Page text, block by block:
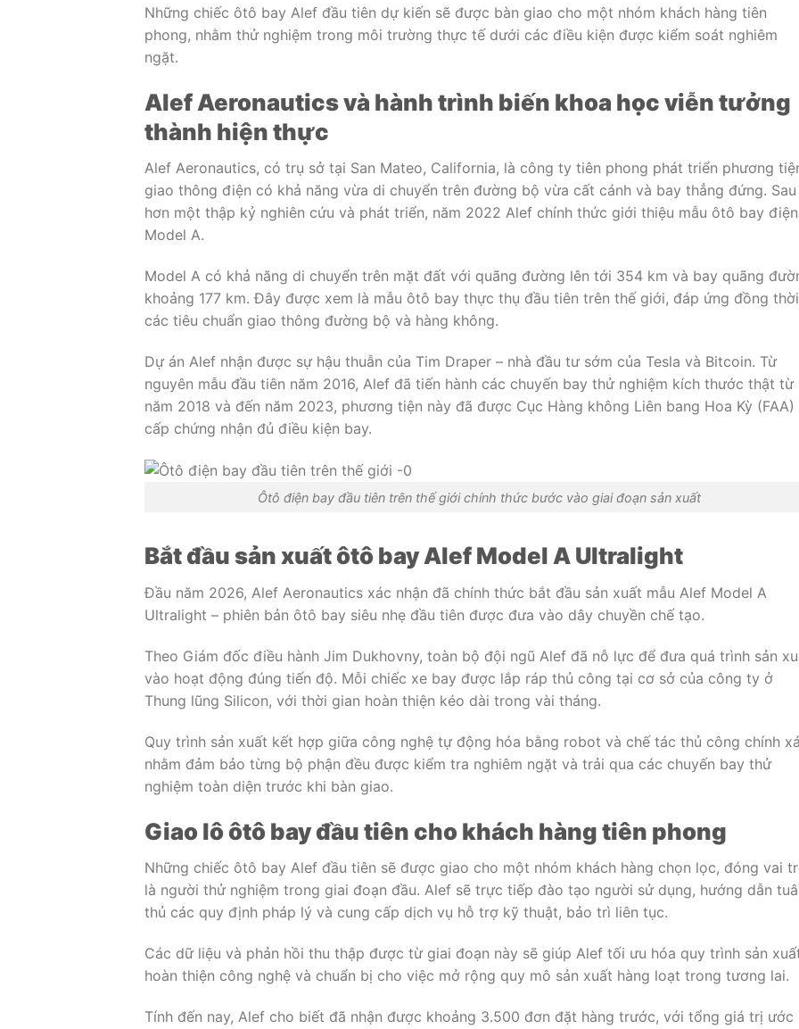
Những chiếc ôtô bay Alef đầu tiên dự kiến sẽ được bàn giao cho một nhóm khách hàng tiên
phong, nhằm thử nghiệm trong môi trường thực tế dưới các điều kiện được kiểm soát nghiêm
ngặt.
Alef Aeronautics và hành trình biến khoa học viễn tưởng
thành hiện thực
Alef Aeronautics, có trụ sở tại San Mateo, California, là công ty tiên phong phát triển phương
giao thông điện có khả năng vừa di chuyển trên đường bộ vừa cất cánh và bay thẳng đứng. Sau
hơn một thập kỷ nghiên cứu và phát triển, năm 2022 Alef chính thức giới thiệu mẫu ôtô bay điện
Model A.
Model A có khả năng di chuyển trên mặt đất với quãng đường lên tới 354 km và bay quãng
khoảng 177 km. Đây được xem là mẫu ôtô bay thực thụ đầu tiên trên thế giới, đáp ứng đồng thời
các tiêu chuẩn giao thông đường bộ và hàng không.
Dự án Alef nhận được sự hậu thuẫn của Tim Draper – nhà đầu tư sớm của Tesla và Bitcoin. Từ
nguyên mẫu đầu tiên năm 2016, Alef đã tiến hành các chuyến bay thử nghiệm kích thước thật từ
năm 2018 và đến năm 2023, phương tiện này đã được Cục Hàng không Liên bang Hoa Kỳ (FAA)
cấp chứng nhận đủ điều kiện bay.
Ôtô điện bay đầu tiên trên thế giới chính thức bước vào giai đoạn sản xuất
Bắt đầu sản xuất ôtô bay Alef Model A Ultralight
Đầu năm 2026, Alef Aeronautics xác nhận đã chính thức bắt đầu sản xuất mẫu Alef Model A
Ultralight – phiên bản ôtô bay siêu nhẹ đầu tiên được đưa vào dây chuyền chế tạo.
Theo Giám đốc điều hành Jim Dukhovny, toàn bộ đội ngũ Alef đã nỗ lực để đưa quá trình sản
vào hoạt động đúng tiến độ. Mỗi chiếc xe bay được lắp ráp thủ công tại cơ sở của công ty ở
Thung lũng Silicon, với thời gian hoàn thiện kéo dài trong vài tháng.
Quy trình sản xuất kết hợp giữa công nghệ tự động hóa bằng robot và chế tác thủ công chính
nhằm đảm bảo từng bộ phận đều được kiểm tra nghiêm ngặt và trải qua các chuyến bay thử
nghiệm toàn diện trước khi bàn giao.
Giao lô ôtô bay đầu tiên cho khách hàng tiên phong
Những chiếc ôtô bay Alef đầu tiên sẽ được giao cho một nhóm khách hàng chọn lọc, đóng vai
là người thử nghiệm trong giai đoạn đầu. Alef sẽ trực tiếp đào tạo người sử dụng, hướng dẫn
thủ các quy định pháp lý và cung cấp dịch vụ hỗ trợ kỹ thuật, bảo trì liên tục.
Các dữ liệu và phản hồi thu thập được từ giai đoạn này sẽ giúp Alef tối ưu hóa quy trình sản
hoàn thiện công nghệ và chuẩn bị cho việc mở rộng quy mô sản xuất hàng loạt trong tương lai.
Tính đến nay, Alef cho biết đã nhận được khoảng 3.500 đơn đặt hàng trước, với tổng giá trị ước